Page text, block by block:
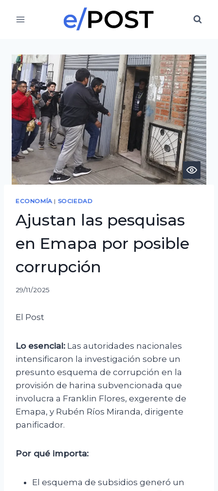
ECONOMÍA | SOCIEDAD
Ajustan las pesquisas
en Emapa por posible
corrupción
29/11/2025
El Post
Lo esencial: Las autoridades nacionales
intensificaron la investigación sobre un
presunto esquema de corrupción en la
provisión de harina subvencionada que
involucra a Franklin Flores, exgerente de
Emapa, y Rubén Ríos Miranda, dirigente
panificador.
Por qué importa:
El esquema de subsidios generó un